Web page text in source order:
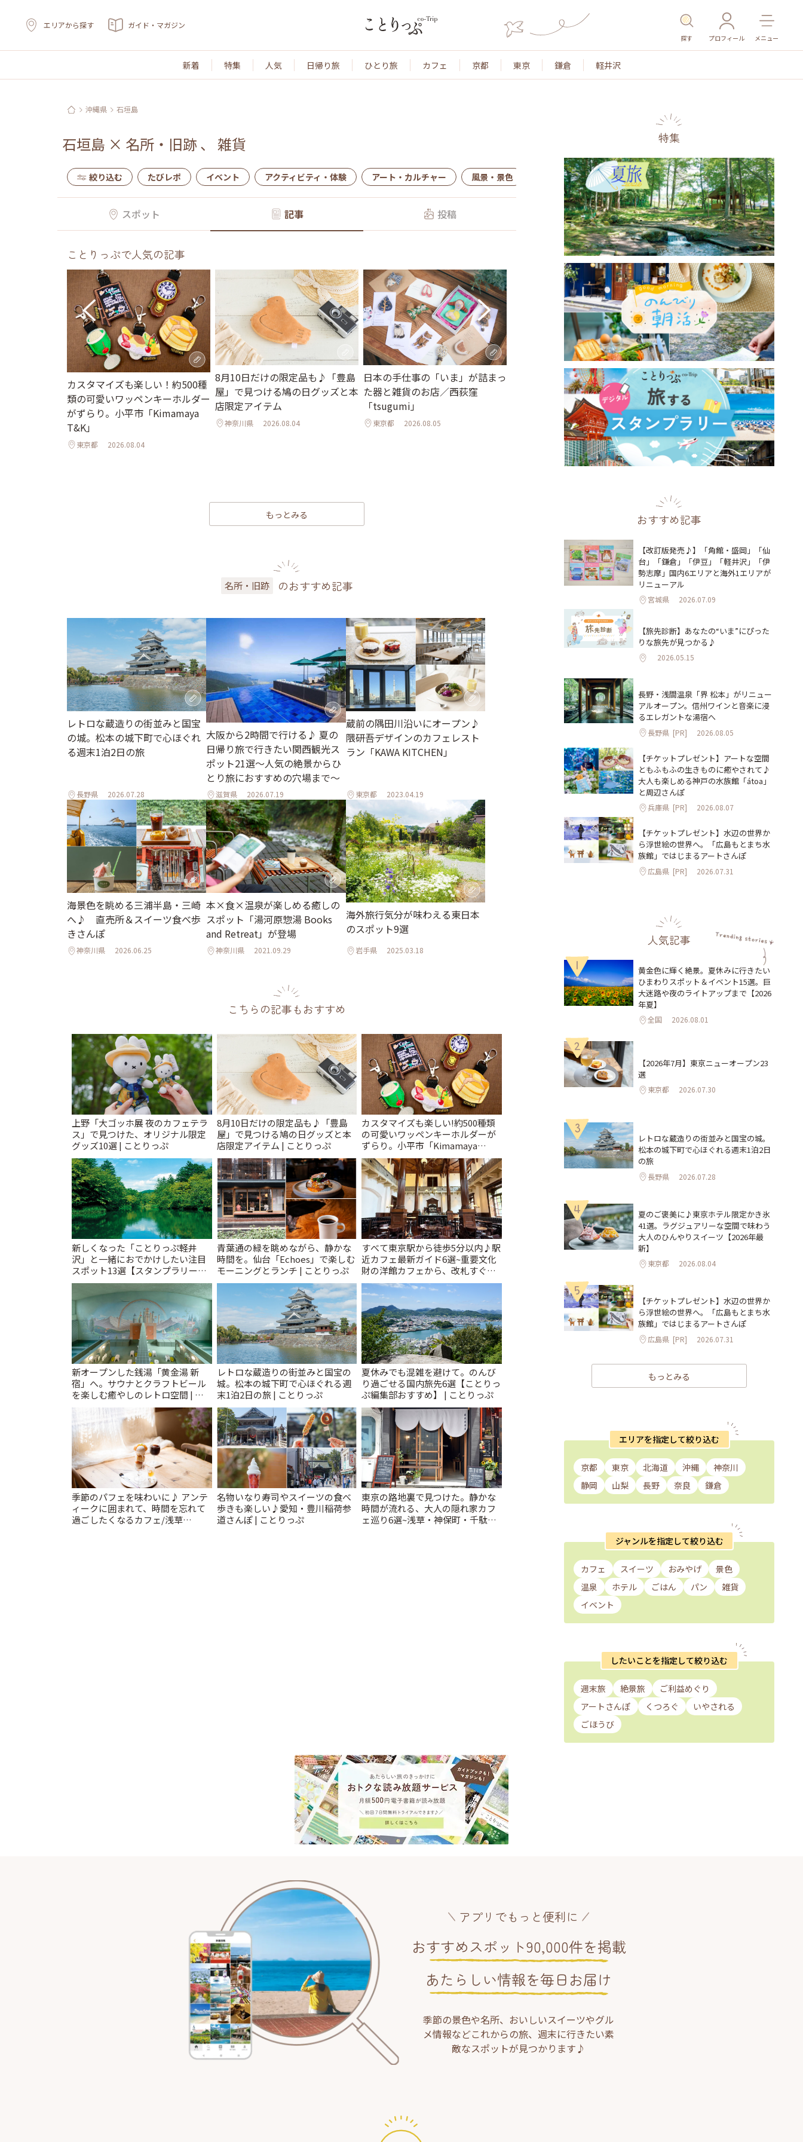
エリアから探す ガイド・マガジン
探す プロフィール メニュー
新着 特集 人気 日帰り旅 ひとり旅 カフェ 京都 東京 鎌倉 軽井沢
沖縄県 石垣島
石垣島 × 名所・旧跡 、 雑貨
絞り込む たびレポ イベント アクティビティ・体験 アート・カルチャー 風景・景色 名所・旧跡 温泉・スパ その他施設 ごはん
スポット 記事 投稿
ことりっぷで人気の記事
カスタマイズも楽しい！約500種
類の可愛いワッペンキーホルダー
がずらり。小平市「Kimamaya
T&K」
東京都 2026.08.04
8月10日だけの限定品も♪「豊島
屋」で見つける鳩の日グッズと本
店限定アイテム
神奈川県 2026.08.04
日本の手仕事の「いま」が詰まっ
た器と雑貨のお店／西荻窪
「tsugumi」
東京都 2026.08.05
大阪から2時間で行ける♪ 夏の日
帰り旅で行きたい関西観光スポッ
ト21選～人気の絶景からひとり
旅におすすめの穴場まで～
2026.07.19
もっとみる
名所・旧跡 のおすすめ記事
レトロな蔵造りの街並みと国宝
の城。松本の城下町で心ほぐれ
る週末1泊2日の旅
長野県 2026.07.28
大阪から2時間で行ける♪ 夏の
日帰り旅で行きたい関西観光ス
ポット21選～人気の絶景からひ
とり旅におすすめの穴場まで～
滋賀県 2026.07.19
蔵前の隅田川沿いにオープン♪
隈研吾デザインのカフェレスト
ラン「KAWA KITCHEN」
東京都 2023.04.19
海景色を眺める三浦半島・三崎
へ♪ 直売所＆スイーツ食べ歩
きさんぽ
神奈川県 2026.06.25
本×食×温泉が楽しめる癒しの
スポット「湯河原惣湯 Books
and Retreat」が登場
神奈川県 2021.09.29
海外旅行気分が味わえる東日本
のスポット9選
岩手県 2025.03.18
こちらの記事もおすすめ
上野「大ゴッホ展 夜のカフェテラ
ス」で見つけた、オリジナル限定
グッズ10選 | ことりっぷ
8月10日だけの限定品も♪「豊島
屋」で見つける鳩の日グッズと本
店限定アイテム | ことりっぷ
カスタマイズも楽しい!約500種類
の可愛いワッペンキーホルダーが
ずらり。小平市「Kimamaya
T&K」 | ことりっぷ
新しくなった「ことりっぷ軽井
沢」と一緒におでかけしたい注目
スポット13選【スタンプラリー開
催中】 | ことりっぷ
青葉通の緑を眺めながら、静かな
時間を。仙台「Echoes」で楽しむ
モーニングとランチ | ことりっぷ
すべて東京駅から徒歩5分以内♪駅
近カフェ最新ガイド6選~重要文化
財の洋館カフェから、改札すぐの
レトロ喫茶まで~ | ことりっぷ
新オープンした銭湯「黄金湯 新
宿」へ。サウナとクラフトビール
を楽しむ癒やしのレトロ空間 | こ
とりっぷ
レトロな蔵造りの街並みと国宝の
城。松本の城下町で心ほぐれる週
末1泊2日の旅 | ことりっぷ
夏休みでも混雑を避けて。のんび
り過ごせる国内旅先6選【ことりっ
ぷ編集部おすすめ】 | ことりっぷ
季節のパフェを味わいに♪ アンテ
ィークに囲まれて、時間を忘れて
過ごしたくなるカフェ/浅草
名物いなり寿司やスイーツの食べ
歩きも楽しい♪愛知・豊川稲荷参
道さんぽ | ことりっぷ
東京の路地裏で見つけた。静かな
時間が流れる、大人の隠れ家カフ
ェ巡り6選~浅草・神保町・千駄木
特集
おすすめ記事
【改訂版発売♪】「角館・盛岡」「仙
台」「鎌倉」「伊豆」「軽井沢」「伊
勢志摩」国内6エリアと海外1エリアが
リニューアル
宮城県 2026.07.09
【旅先診断】あなたの“いま”にぴった
りな旅先が見つかる♪
2026.05.15
長野・浅間温泉「界 松本」がリニュー
アルオープン。信州ワインと音楽に浸
るエレガントな湯宿へ
長野県 [PR] 2026.08.05
【チケットプレゼント】アートな空間
ともふもふの生きものに癒やされて♪
大人も楽しめる神戸の水族館「átoa」
と周辺さんぽ
兵庫県 [PR] 2026.08.07
【チケットプレゼント】水辺の世界か
ら浮世絵の世界へ。「広島もとまち水
族館」ではじまるアートさんぽ
広島県 [PR] 2026.07.31
人気記事
1
黄金色に輝く絶景。夏休みに行きたい
ひまわりスポット＆イベント15選。巨
大迷路や夜のライトアップまで【2026
年夏】
全国 2026.08.01
2
【2026年7月】東京ニューオープン23
選
東京都 2026.07.30
3
レトロな蔵造りの街並みと国宝の城。
松本の城下町で心ほぐれる週末1泊2日
の旅
長野県 2026.07.28
4
夏のご褒美に♪東京ホテル限定かき氷
41選。ラグジュアリーな空間で味わう
大人のひんやりスイーツ【2026年最
新】
東京都 2026.08.04
5
【チケットプレゼント】水辺の世界か
ら浮世絵の世界へ。「広島もとまち水
族館」ではじまるアートさんぽ
広島県 [PR] 2026.07.31
もっとみる
エリアを指定して絞り込む
京都 東京 北海道 沖縄
神奈川
静岡
山梨 長野 奈良 鎌倉
ジャンルを指定して絞り込む
カフェ スイーツ おみやげ
景色
温泉
ホテル ごはん パン
雑貨
イベント
したいことを指定して絞り込む
週末旅 絶景旅
ご利益めぐり
アートさんぽ
くつろぐ
いやされる
ごほうび
アプリでもっと便利に
おすすめスポット90,000件を掲載
あたらしい情報を毎日お届け
季節の景色や名所、おいしいスイーツやグル
メ情報などこれからの旅、週末に行きたい素
敵なスポットが見つかります♪